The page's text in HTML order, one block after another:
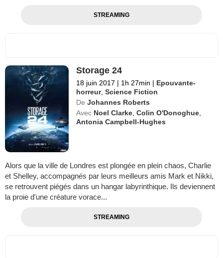
STREAMING
Storage 24
18 juin 2017 | 1h 27min | Epouvante-
horreur,Science Fiction
De Johannes Roberts
Avec Noel Clarke ,Colin O'Donoghue
Antonia Campbell-Hughes
Alors que la ville de Londres est plongée en plein chaos, Charlie
et Shelley, accompagnés par leurs meilleurs amis Mark et Nikki,
se retrouvent piégés dans un hangar labyrinthique. Ils deviennent
la proie d'une créature vorace...
STREAMING